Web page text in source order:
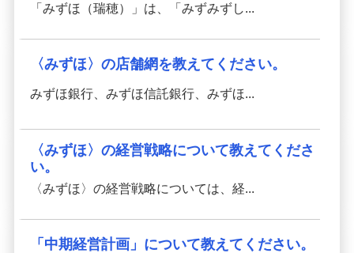
「みずほ（瑞穂）」は、「みずみずし...
〈みずほ〉の店舗網を教えてください。
みずほ銀行、みずほ信託銀行、みずほ...
〈みずほ〉の経営戦略について教えてくださ
い。
〈みずほ〉の経営戦略については、経...
「中期経営計画」について教えてください。